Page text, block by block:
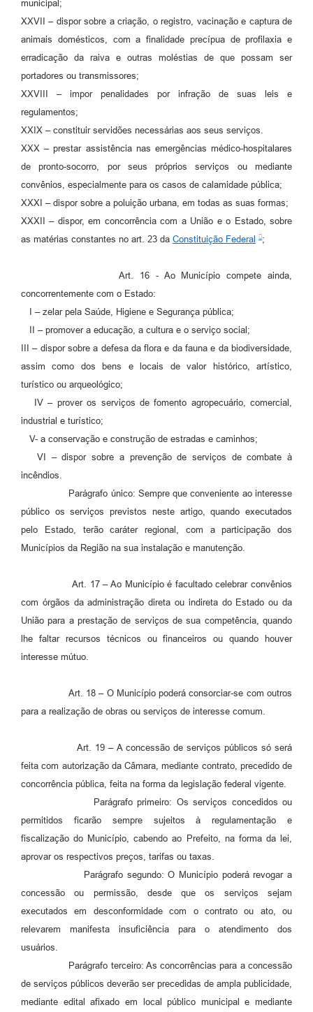
municipal;
XXVII – dispor sobre a criação, o registro, vacinação e captura de
animais domésticos, com a finalidade precípua de profilaxia e
erradicação da raiva e outras moléstias de que possam ser
portadores ou transmissores;
XXVIII – impor penalidades por infração de suas leis e
regulamentos;
XXIX – constituir servidões necessárias aos seus serviços.
XXX – prestar assistência nas emergências médico-hospitalares
de pronto-socorro, por seus próprios serviços ou mediante
convênios, especialmente para os casos de calamidade pública;
XXXI – dispor sobre a poluição urbana, em todas as suas formas;
XXXII – dispor, em concorrência com a União e o Estado, sobre
as matérias constantes no art. 23 da Constituição Federal ;
Art. 16 - Ao Município compete ainda,
concorrentemente com o Estado:
I – zelar pela Saúde, Higiene e Segurança pública;
II – promover a educação, a cultura e o serviço social;
III – dispor sobre a defesa da flora e da fauna e da biodiversidade,
assim como dos bens e locais de valor histórico, artístico,
turístico ou arqueológico;
IV – prover os serviços de fomento agropecuário, comercial,
industrial e turístico;
V- a conservação e construção de estradas e caminhos;
VI – dispor sobre a prevenção de serviços de combate à
incêndios.
Parágrafo único: Sempre que conveniente ao interesse
público os serviços previstos neste artigo, quando executados
pelo Estado, terão caráter regional, com a participação dos
Municípios da Região na sua instalação e manutenção.
Art. 17 – Ao Município é facultado celebrar convênios
com órgãos da administração direta ou indireta do Estado ou da
União para a prestação de serviços de sua competência, quando
lhe faltar recursos técnicos ou financeiros ou quando houver
interesse mútuo.
Art. 18 – O Município poderá consorciar-se com outros
para a realização de obras ou serviços de interesse comum.
Art. 19 – A concessão de serviços públicos só será
feita com autorização da Câmara, mediante contrato, precedido de
concorrência pública, feita na forma da legislação federal vigente.
Parágrafo primeiro: Os serviços concedidos ou
permitidos ficarão sempre sujeitos à regulamentação e
fiscalização do Município, cabendo ao Prefeito, na forma da lei,
aprovar os respectivos preços, tarifas ou taxas.
Parágrafo segundo: O Município poderá revogar a
concessão ou permissão, desde que os serviços sejam
executados em desconformidade com o contrato ou ato, ou
relevarem manifesta insuficiência para o atendimento dos
usuários.
Parágrafo terceiro: As concorrências para a concessão
de serviços públicos deverão ser precedidas de ampla publicidade,
mediante edital afixado em local público municipal e mediante